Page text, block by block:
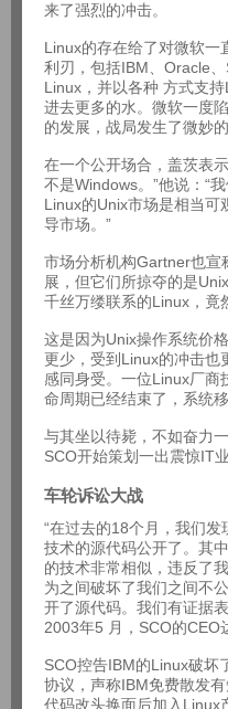
来了强烈的冲击。
Linux的存在给了对微软一
利刃，包括IBM、Oracle
Linux，并以各种 方式支
进去更多的水。微软一度
的发展，战局发生了微妙的
在一个公开场合，盖茨表
不是Windows。”他说：“
Linux的Unix市场是相当可
导市场。”
市场分析机构Gartner也宣
展，但它们所掠夺的是
千丝万缕联系的Linux，竟
这是因为Unix操作系统价
更少，受到Linux的冲击也
感同身受。一位Linux厂商
命周期已经结束了，系统
与其坐以待毙，不如奋力
SCO开始策划一出震惊IT
车轮诉讼大战
“在过去的18个月，我们
技术的源代码公开了。其
的技术非常相似，违反了
为之间破坏了我们之间不
开了源代码。我们有证据
2003年5 月，SCO的CEO
SCO控告IBM的Linux破坏
协议，声称IBM免费散发
代码改头换面后加入Linux